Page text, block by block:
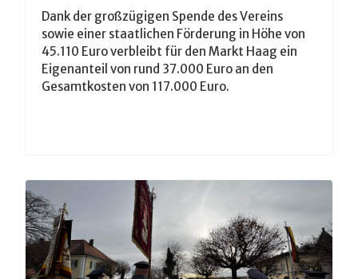
Dank der großzügigen Spende des Vereins
sowie einer staatlichen Förderung in Höhe von
45.110 Euro verbleibt für den Markt Haag ein
Eigenanteil von rund 37.000 Euro an den
Gesamtkosten von 117.000 Euro.